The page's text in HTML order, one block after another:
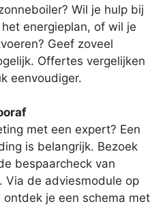
Wil je hulp bij
energieplan, of wil je
Geef zoveel
Offertes vergelijken
eenvoudiger.
met een expert? Een
is belangrijk. Bezoek
bespaarcheck van
Via de adviesmodule op
ontdek je een schema met